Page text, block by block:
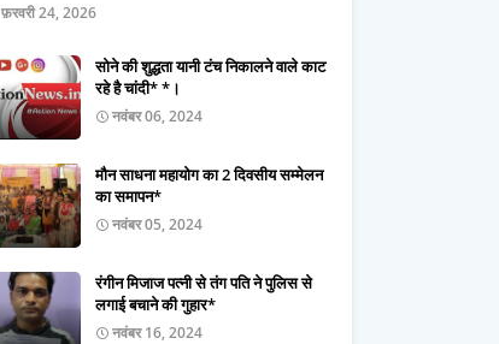
फ़रवरी 24, 2026
सोने की शुद्धता यानी टंच निकालने वाले काट
रहे है चांदी* *।
नवंबर 06, 2024
मौन साधना महायोग का 2 दिवसीय सम्मेलन
का समापन*
नवंबर 05, 2024
रंगीन मिजाज पत्नी से तंग पति ने पुलिस से
लगाई बचाने की गुहार*
नवंबर 16, 2024